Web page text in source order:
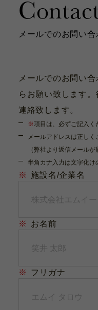
メールでのお問い合
メールでのお問い
らお願い致します
連絡致します。
※項目は、必ずご記入く
メールアドレスは正しく
（弊社より返信メールが
半角カナ入力は文字化け
※ 施設名/企業名
※ お名前
※ フリガナ